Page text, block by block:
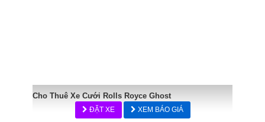
Cho Thuê Xe Cưới Rolls Royce Ghost
ĐẶT XE XEM BÁO GIÁ